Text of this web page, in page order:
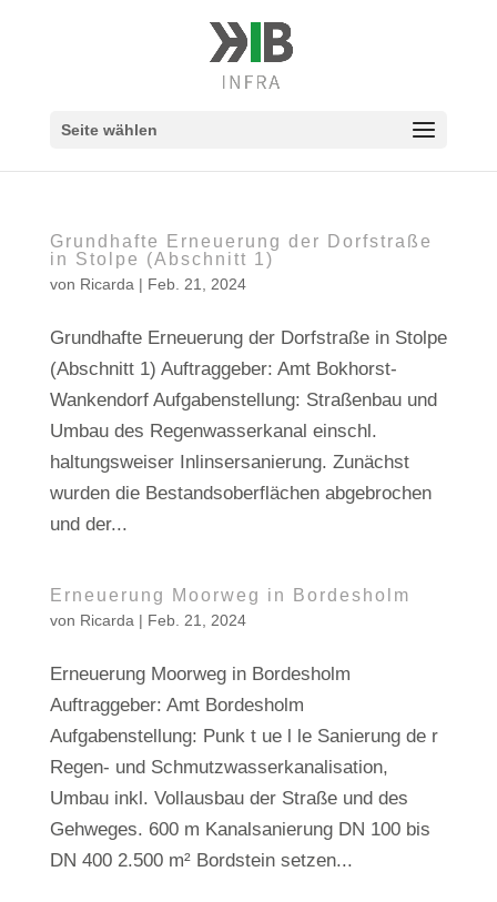
Seite wählen
Grundhafte Erneuerung der Dorfstraße
in Stolpe (Abschnitt 1)
von Ricarda | Feb. 21, 2024
Grundhafte Erneuerung der Dorfstraße in Stolpe
(Abschnitt 1) Auftraggeber: Amt Bokhorst-
Wankendorf Aufgabenstellung: Straßenbau und
Umbau des Regenwasserkanal einschl.
haltungsweiser Inlinsersanierung. Zunächst
wurden die Bestandsoberflächen abgebrochen
und der...
Erneuerung Moorweg in Bordesholm
von Ricarda | Feb. 21, 2024
Erneuerung Moorweg in Bordesholm
Auftraggeber: Amt Bordesholm
Aufgabenstellung: Punk t ue l le Sanierung de r
Regen- und Schmutzwasserkanalisation,
Umbau inkl. Vollausbau der Straße und des
Gehweges. 600 m Kanalsanierung DN 100 bis
DN 400 2.500 m² Bordstein setzen...